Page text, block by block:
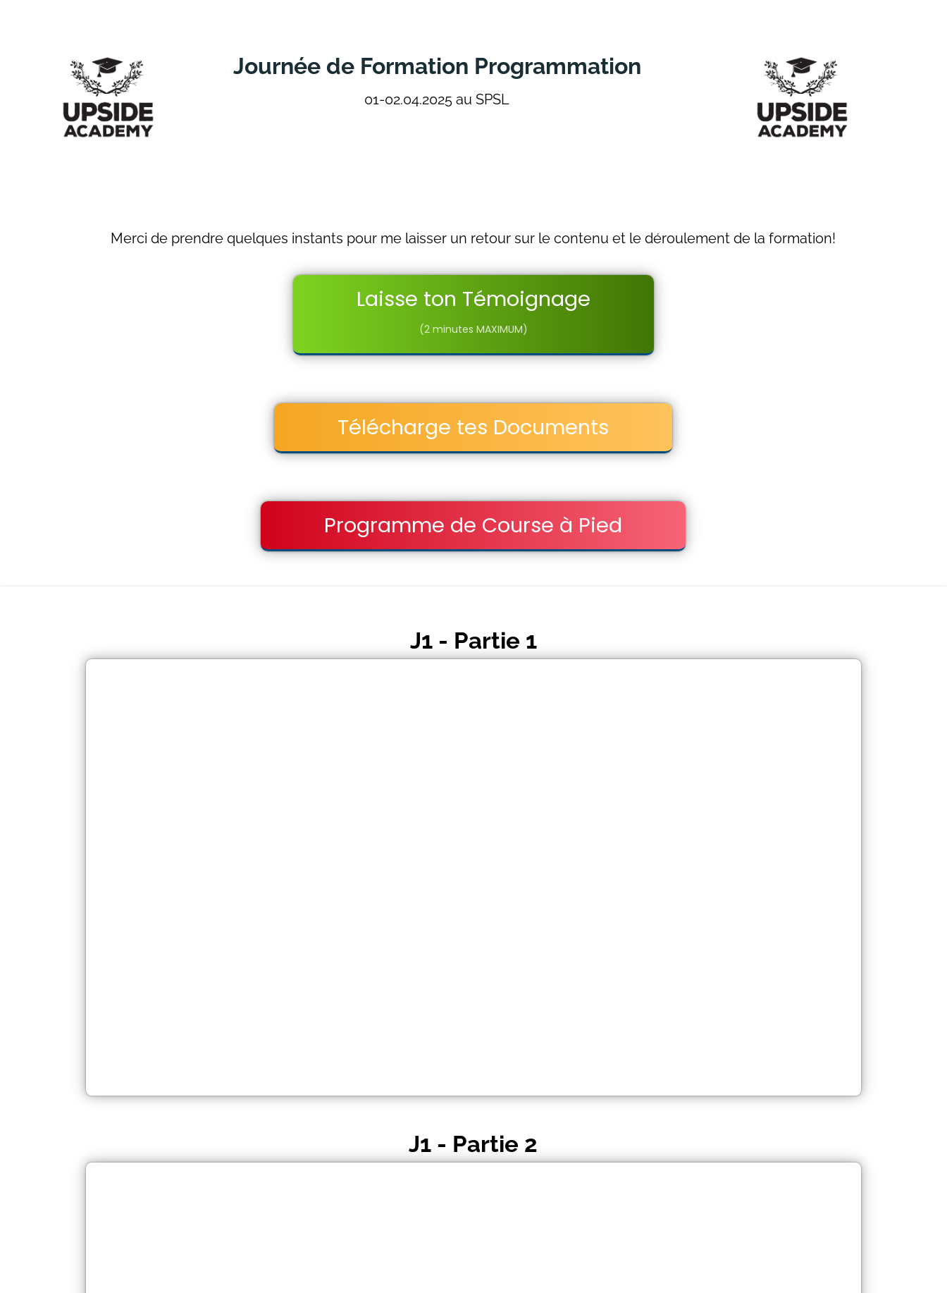
Journée de Formation Programmation
01-02.04.2025 au SPSL
Merci de prendre quelques instants pour me laisser un retour sur le contenu et le déroulement de la formation!
Laisse ton Témoignage
(2 minutes MAXIMUM)
Télécharge tes Documents
Programme de Course à Pied
J1 - Partie 1
J1 - Partie 2